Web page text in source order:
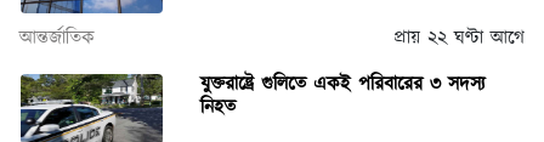
আন্তর্জাতিক
প্রায় ২২ ঘণ্টা আগে
যুক্তরাষ্ট্রে গুলিতে একই পরিবারের ৩ সদস্য
নিহত